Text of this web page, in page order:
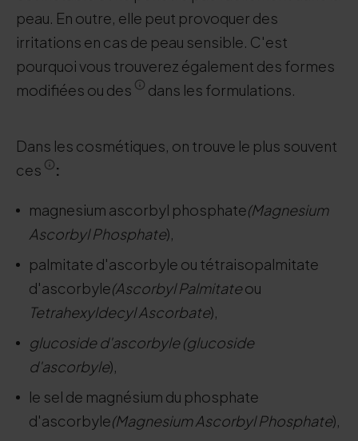
peau. En outre, elle peut provoquer des
irritations en cas de peau sensible. C'est
pourquoi vous trouverez également des formes
modifiées ou des
dans les formulations.
Dans les cosmétiques, on trouve le plus souvent
ces
:
magnesium ascorbyl phosphate(Magnesium
Ascorbyl Phosphate),
palmitate d'ascorbyle ou tétraisopalmitate
d'ascorbyle(Ascorbyl Palmitateou
Tetrahexyldecyl Ascorbate),
glucoside d'ascorbyle (glucoside
d'ascorbyle),
le sel de magnésium du phosphate
d'ascorbyle(Magnesium Ascorbyl Phosphate),